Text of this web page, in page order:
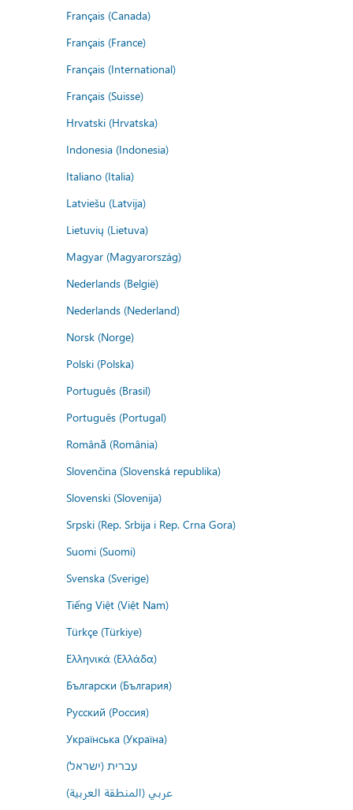
Français (Canada)
Français (France)
Français (International)
Français (Suisse)
Hrvatski (Hrvatska)
Indonesia (Indonesia)
Italiano (Italia)
Latviešu (Latvija)
Lietuvių (Lietuva)
Magyar (Magyarország)
Nederlands (België)
Nederlands (Nederland)
Norsk (Norge)
Polski (Polska)
Português (Brasil)
Português (Portugal)
Română (România)
Slovenčina (Slovenská republika)
Slovenski (Slovenija)
Srpski (Rep. Srbija i Rep. Crna Gora)
Suomi (Suomi)
Svenska (Sverige)
Tiếng Việt (Việt Nam)
Türkçe (Türkiye)
Ελληνικά (Ελλάδα)
Български (България)
Русский (Россия)
Українська (Україна)
עברית (ישראל)
عربي (المنطقة العربية)